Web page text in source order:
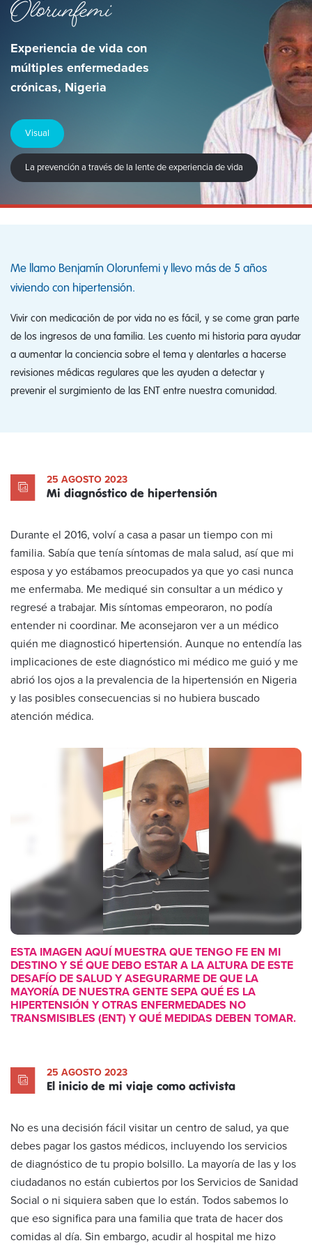
Olorunfemi
Experiencia de vida con
múltiples enfermedades
crónicas, Nigeria
Visual
La prevención a través de la lente de experiencia de vida
Me llamo Benjamín Olorunfemi y llevo más de 5 años
viviendo con hipertensión.
Vivir con medicación de por vida no es fácil, y se come gran parte
de los ingresos de una familia. Les cuento mi historia para ayudar
a aumentar la conciencia sobre el tema y alentarles a hacerse
revisiones médicas regulares que les ayuden a detectar y
prevenir el surgimiento de las ENT entre nuestra comunidad.
25 AGOSTO 2023
Mi diagnóstico de hipertensión
Durante el 2016, volví a casa a pasar un tiempo con mi
familia. Sabía que tenía síntomas de mala salud, así que mi
esposa y yo estábamos preocupados ya que yo casi nunca
me enfermaba. Me mediqué sin consultar a un médico y
regresé a trabajar. Mis síntomas empeoraron, no podía
entender ni coordinar. Me aconsejaron ver a un médico
quién me diagnosticó hipertensión. Aunque no entendía las
implicaciones de este diagnóstico mi médico me guió y me
abrió los ojos a la prevalencia de la hipertensión en Nigeria
y las posibles consecuencias si no hubiera buscado
atención médica.
ESTA IMAGEN AQUÍ MUESTRA QUE TENGO FE EN MI
DESTINO Y SÉ QUE DEBO ESTAR A LA ALTURA DE ESTE
DESAFÍO DE SALUD Y ASEGURARME DE QUE LA
MAYORÍA DE NUESTRA GENTE SEPA QUÉ ES LA
HIPERTENSIÓN Y OTRAS ENFERMEDADES NO
TRANSMISIBLES (ENT) Y QUÉ MEDIDAS DEBEN TOMAR.
25 AGOSTO 2023
El inicio de mi viaje como activista
No es una decisión fácil visitar un centro de salud, ya que
debes pagar los gastos médicos, incluyendo los servicios
de diagnóstico de tu propio bolsillo. La mayoría de las y los
ciudadanos no están cubiertos por los Servicios de Sanidad
Social o ni siquiera saben que lo están. Todos sabemos lo
que eso significa para una familia que trata de hacer dos
comidas al día. Sin embargo, acudir al hospital me hizo